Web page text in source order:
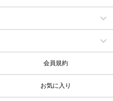
会員規約
お気に入り